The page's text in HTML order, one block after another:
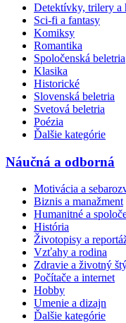
Detektívky, trilery a
Sci-fi a fantasy
Komiksy
Romantika
Spoločenská beletria
Klasika
Historické
Slovenská beletria
Svetová beletria
Poézia
Ďalšie kategórie
Náučná a odborná
Motivácia a
Biznis a manažment
Humanitné a
História
Životopisy a
Vzťahy a rodina
Zdravie a životný
Počítače a internet
Hobby
Umenie a dizajn
Ďalšie kategórie